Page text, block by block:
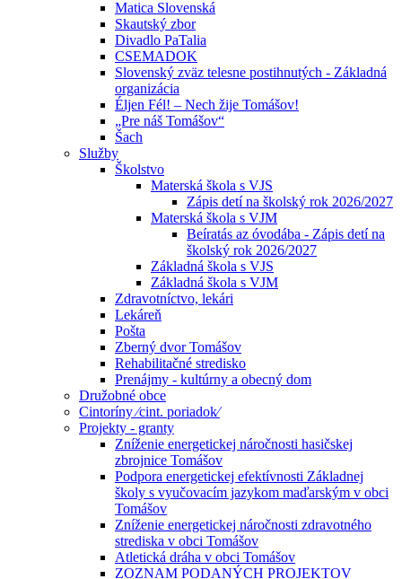
Matica Slovenská
Skautský zbor
Divadlo PaTalia
CSEMADOK
Slovenský zväz telesne postihnutých - Základná
organizácia
Éljen Fél! – Nech žije Tomášov!
„Pre náš Tomášov“
Šach
Služby
Školstvo
Materská škola s VJS
Zápis detí na školský rok 2026/2027
Materská škola s VJM
Beíratás az óvodába - Zápis detí na
školský rok 2026/2027
Základná škola s VJS
Základná škola s VJM
Zdravotníctvo, lekári
Lekáreň
Pošta
Zberný dvor Tomášov
Rehabilitačné stredisko
Prenájmy - kultúrny a obecný dom
Družobné obce
Cintoríny ⁄cint. poriadok⁄
Projekty - granty
Zníženie energetickej náročnosti hasičskej
zbrojnice Tomášov
Podpora energetickej efektívnosti Základnej
školy s vyučovacím jazykom maďarským v obci
Tomášov
Zníženie energetickej náročnosti zdravotného
strediska v obci Tomášov
Atletická dráha v obci Tomášov
ZOZNAM PODANÝCH PROJEKTOV